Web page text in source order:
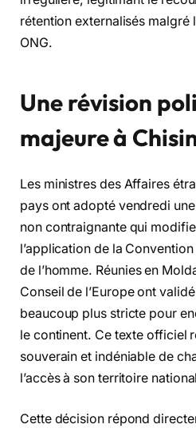
rétention externalisés
ONG.
Une révision
majeure à
Les ministres des Affaires
pays ont adopté vendredi
non contraignante qui
l’application de la
de l’homme. Réunies en
Conseil de l’Europe ont
beaucoup plus stricte pour
le continent. Ce texte officiel
souverain et indéniable de
l’accès à son territoire
Cette décision répond